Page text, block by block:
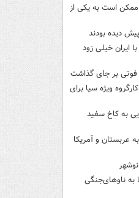
ممکن است به یکی از
دیده بودند
ایران خیلی زود
ویژه سیا برای
به کاخ سفید
عربستان و آمریکا
به ناوهای‌جنگی